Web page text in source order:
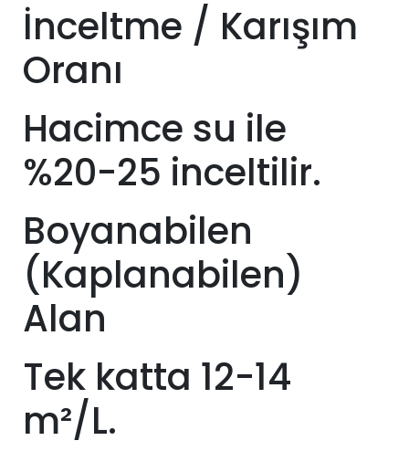
İnceltme / Karışım
Oranı
Hacimce su ile
%20-25 inceltilir.
Boyanabilen
(Kaplanabilen)
Alan
Tek katta 12-14
m²/L.